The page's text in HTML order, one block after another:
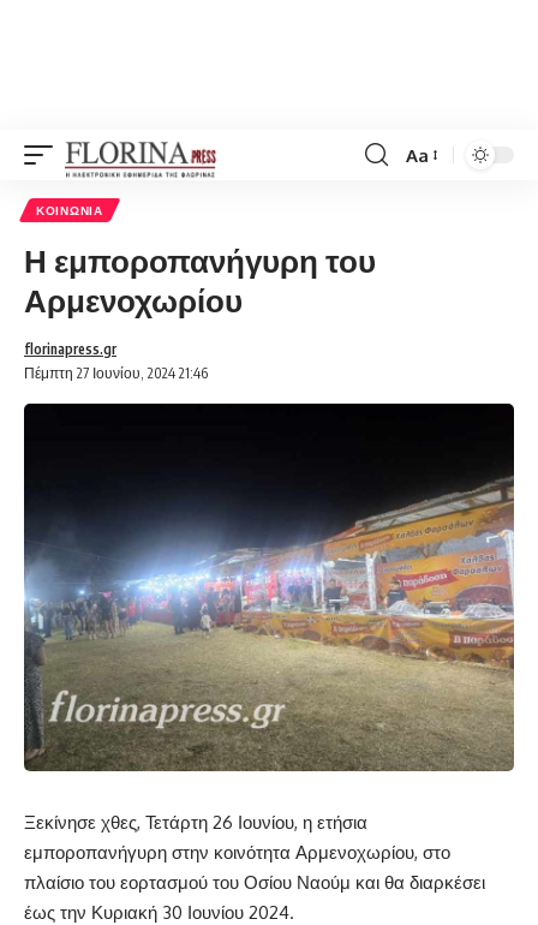
Font
Aa
ΚΟΙΝΩΝΊΑ
Η εμποροπανήγυρη του
Αρμενοχωρίου
Πέμπτη 27 Ιουνίου, 2024 21:46
florinapress.gr
Ξεκίνησε χθες, Τετάρτη 26 Ιουνίου, η ετήσια
εμποροπανήγυρη στην κοινότητα Αρμενοχωρίου, στο
πλαίσιο του εορτασμού του Οσίου Ναούμ και θα διαρκέσει
έως την Κυριακή 30 Ιουνίου 2024.